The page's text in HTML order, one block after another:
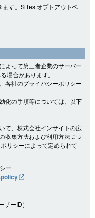
す。SiTestオプトアウトペ
よって第三者企業のサーバー
場合があります。
各社のプライバシーポリシー
化の手順等については、以下
て、株式会社インサイトの広
収集方法および利用方法につ
リシーによって定められて
ー
ザーID）